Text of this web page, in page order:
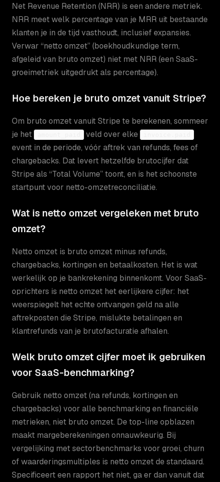
Net Revenue Retention (NRR) is een andere metriek.
NRR meet welk percentage van je MRR uit bestaande
klanten je in de tijd vasthoudt, inclusief expansies.
Verwar “netto omzet” (boekhoudkundige term,
afgeleid van bruto omzet) niet met NRR (een SaaS-
groeimetriek uitgedrukt als percentage).
Hoe bereken je bruto omzet vanuit Stripe?
Om bruto omzet vanuit Stripe te berekenen, sommeer
je het
veld over elke
event in de periode, vóór aftrek van refunds, fees of
chargebacks. Dat levert hetzelfde brutocijfer dat
Stripe als “Total Volume” toont, en is het schoonste
startpunt voor netto-omzetreconciliatie.
Wat is netto omzet vergeleken met bruto
omzet?
Netto omzet is bruto omzet minus refunds,
chargebacks, kortingen en betaalkosten. Het is wat
werkelijk op je bankrekening binnenkomt. Voor SaaS-
oprichters is netto omzet het eerlijkere cijfer: het
weerspiegelt het echte ontvangen geld na alle
aftrekposten die Stripe, mislukte betalingen en
klantrefunds van je brutofacturatie afhalen.
Welk bruto omzet cijfer moet ik gebruiken
voor SaaS-benchmarking?
Gebruik netto omzet (na refunds, kortingen en
chargebacks) voor alle benchmarking en financiële
metrieken, niet bruto omzet. De top-line opblazen
maakt margeberekeningen onnauwkeurig. Bij
vergelijking met sectorbenchmarks voor groei, churn
of waarderingsmultiples is netto omzet de standaard.
Specificeert een rapport het niet, ga er dan vanuit dat